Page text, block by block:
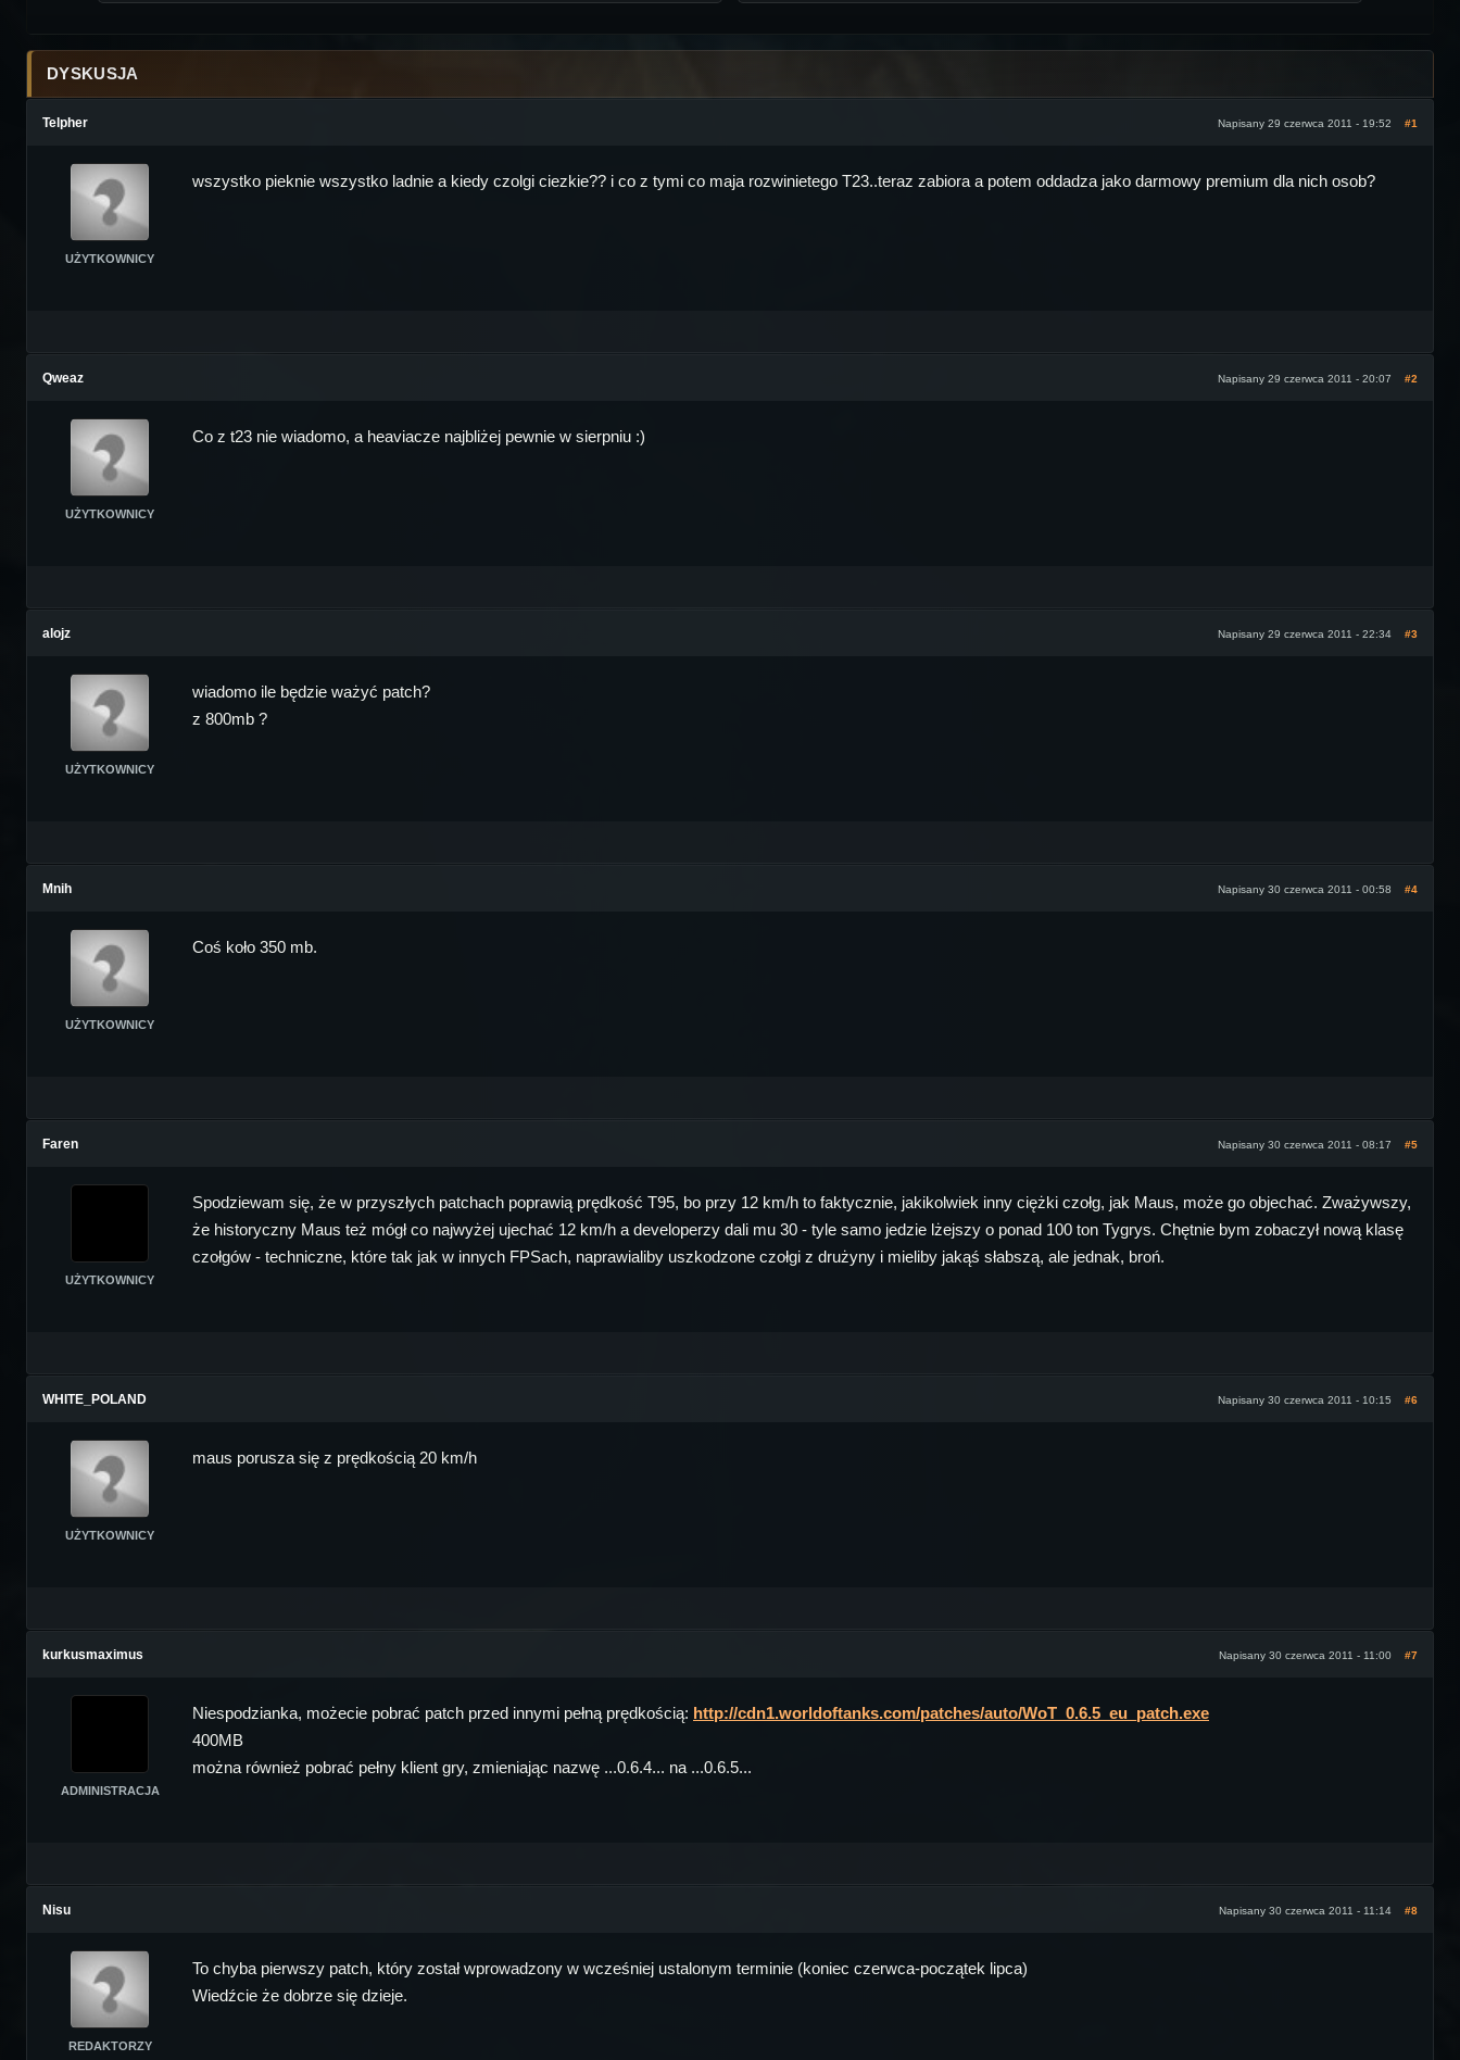
DYSKUSJA
Telpher Napisany 29 czerwca 2011 - 19:52 #1
UŻYTKOWNICY
wszystko pieknie wszystko ladnie a kiedy czolgi ciezkie?? i co z tymi co maja rozwinietego T23..teraz zabiora a potem oddadza jako darmowy premium dla nich osob?
Qweaz Napisany 29 czerwca 2011 - 20:07 #2
UŻYTKOWNICY
Co z t23 nie wiadomo, a heaviacze najbliżej pewnie w sierpniu :)
alojz Napisany 29 czerwca 2011 - 22:34 #3
UŻYTKOWNICY
wiadomo ile będzie ważyć patch?
z 800mb ?
Mnih Napisany 30 czerwca 2011 - 00:58 #4
UŻYTKOWNICY
Coś koło 350 mb.
Faren Napisany 30 czerwca 2011 - 08:17 #5
UŻYTKOWNICY
Spodziewam się, że w przyszłych patchach poprawią prędkość T95, bo przy 12 km/h to faktycznie, jakikolwiek inny ciężki czołg, jak Maus, może go objechać. Zważywszy,
że historyczny Maus też mógł co najwyżej ujechać 12 km/h a developerzy dali mu 30 - tyle samo jedzie lżejszy o ponad 100 ton Tygrys. Chętnie bym zobaczył nową klasę
czołgów - techniczne, które tak jak w innych FPSach, naprawialiby uszkodzone czołgi z drużyny i mieliby jakąś słabszą, ale jednak, broń.
WHITE_POLAND Napisany 30 czerwca 2011 - 10:15 #6
UŻYTKOWNICY
maus porusza się z prędkością 20 km/h
kurkusmaximus Napisany 30 czerwca 2011 - 11:00 #7
ADMINISTRACJA
Niespodzianka, możecie pobrać patch przed innymi pełną prędkością: http://cdn1.worldoftanks.com/patches/auto/WoT_0.6.5_eu_patch.exe
400MB
można również pobrać pełny klient gry, zmieniając nazwę ...0.6.4... na ...0.6.5...
Nisu Napisany 30 czerwca 2011 - 11:14 #8
REDAKTORZY
To chyba pierwszy patch, który został wprowadzony w wcześniej ustalonym terminie (koniec czerwca-początek lipca)
Wiedźcie że dobrze się dzieje.